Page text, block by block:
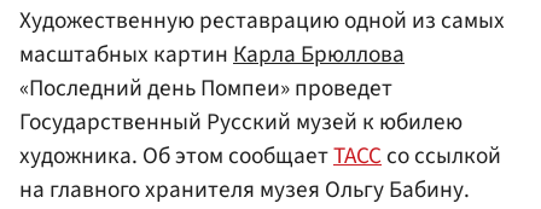
Художественную реставрацию одной из самых
масштабных картинКарла Брюллова
«Последний день Помпеи» проведет
Государственный Русский музей к юбилею
художника. Об этом сообщаетТАССсо ссылкой
на главного хранителя музея Ольгу Бабину.